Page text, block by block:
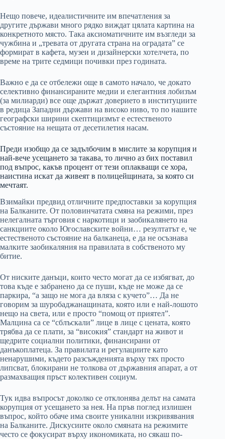
Нещо повече, идеалистичните им впечатления за
другите държави много рядко виждат цялата картина на
конкретното място. Така аксиоматичните им възгледи за
чужбина и „тревата от другата страна на оградата” се
формират в кафета, музеи и дизайнерски хотелчета, по
време на трите седмици почивки през годината.
Важно е да се отбележи още в самото начало, че докато
селективно финансираните медии и елегантния лобизъм
(за милиарди) все още държат доверието в институциите
в редица Западни държави на високо ниво, то по нашите
географски ширини скептицизмът е естественото
състояние на нещата от десетилетия насам.
Преди изобщо да се задълбочим в мислите за корупция и
най-вече усещането за такава, то лично аз бих поставил
под въпрос, какъв процент от тези оплакващи се хора,
наистина искат да живеят в полицейщината, за която си
мечтаят.
Взимайки предвид отличните предпоставки за корупция
на Балканите. От половинчатата смяна на режими, през
нелегалната търговия с наркотици и заобикалянето на
санкциите около Югославските войни… резултатът е, че
естественото състояние на балканеца, е да не осъзнава
малките заобикаляния на правилата в собственото му
битие.
От ниските данъци, които често могат да се избягват, до
това къде е забранено да се пуши, къде не може да се
паркира, “а защо не мога да вляза с кучето”… Да не
говорим за шуробаджанащината, която или е най-лошото
нещо на света, или е просто “помощ от приятел”.
Малцина са се “сблъскали” лице в лице с цената, която
трябва да се плати, за “високия” стандарт на живот и
щедрите социални политики, финансирани от
данъкоплатеца. За правилата и регулациите като
ненарушими, където разсъжденията върху тях просто
липсват, блокирани не толкова от държавния апарат, а от
размахващия пръст колективен социум.
Тук идва въпросът доколко се отклонява делът на самата
корупция от усещането за нея. На пръв поглед излишен
въпрос, който обаче има своите уникални изкривявания
на Балканите. Дискусиите около смяната на режимите
често се фокусират върху икономиката, но сякаш по-